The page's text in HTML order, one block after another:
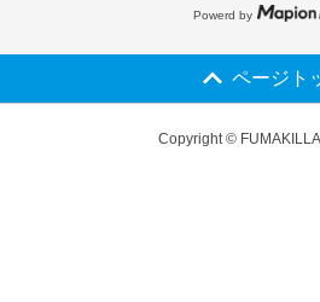
Powerd by
ページト
Copyright ©